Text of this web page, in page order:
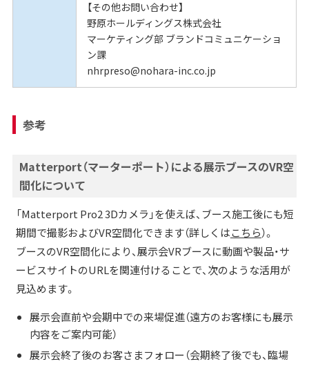
【その他お問い合わせ】
野原ホールディングス株式会社
マーケティング部 ブランドコミュニケーショ
ン課
nhrpreso@nohara-inc.co.jp
参考
Matterport（マーターポート）による展示ブースのVR空
間化について
「Matterport Pro2 3Dカメラ」を使えば、ブース施工後にも短
期間で撮影およびVR空間化できます（詳しくはこちら）。
ブースのVR空間化により、展示会VRブースに動画や製品・サ
ービスサイトのURLを関連付けることで、次のような活用が
見込めます。
展示会直前や会期中での来場促進（遠方のお客様にも展示
内容をご案内可能）
展示会終了後のお客さまフォロー（会期終了後でも、臨場